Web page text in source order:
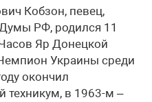
Кобзон, певец,
РФ, родился 11
Яр Донецкой
Украины среди
окончил
техникум, в 1963-м –